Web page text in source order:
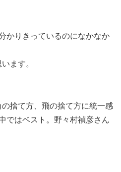
かりきっているのになかなか
ます。
捨て方、飛の捨て方に統一感
ではベスト。野々村禎彦さん